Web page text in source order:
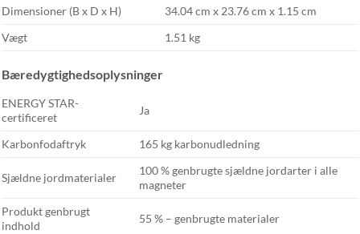
Dimensioner (B x D x H)
34.04 cm x 23.76 cm x 1.15 cm
Vægt
1.51 kg
Bæredygtighedsoplysninger
ENERGY STAR-
certificeret
Ja
Karbonfodaftryk 165 kg karbonudledning
Sjældne jordmaterialer
100 % genbrugte sjældne jordarter i alle
magneter
Produkt genbrugt
indhold
55 % – genbrugte materialer